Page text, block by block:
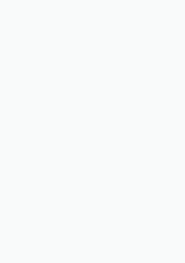
zu
ein Risiko
gegründeter
gut so.
Scheitern